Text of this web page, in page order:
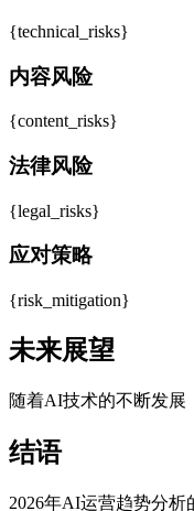
{technical_risks}
内容风险
{content_risks}
法律风险
{legal_risks}
应对策略
{risk_mitigation}
未来展望
随着AI技术的不断发展
结语
2026年AI运营趋势分